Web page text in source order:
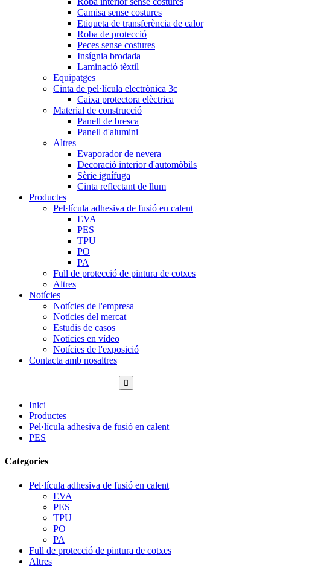
Camisa sense costures
Etiqueta de transferència de calor
Roba de protecció
Peces sense costures
Insígnia brodada
Laminació tèxtil
Equipatges
Cinta de pel·lícula electrònica 3c
Caixa protectora elèctrica
Material de construcció
Panell de bresca
Panell d'alumini
Altres
Evaporador de nevera
Decoració interior d'automòbils
Sèrie ignífuga
Cinta reflectant de llum
Productes
Pel·lícula adhesiva de fusió en calent
EVA
PES
TPU
PO
PA
Full de protecció de pintura de cotxes
Altres
Notícies
Notícies de l'empresa
Notícies del mercat
Estudis de casos
Notícies en vídeo
Notícies de l'exposició
Contacta amb nosaltres
Inici
Productes
Pel·lícula adhesiva de fusió en calent
PES
Categories
Pel·lícula adhesiva de fusió en calent
EVA
PES
TPU
PO
PA
Full de protecció de pintura de cotxes
Altres